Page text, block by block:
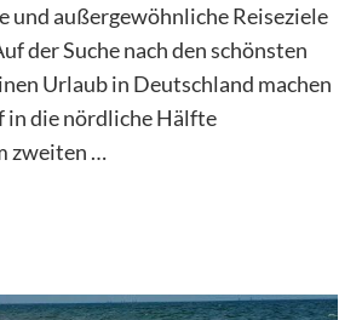
und außergewöhnliche Reiseziele
der Suche nach den schönsten
Urlaub in Deutschland machen
in die nördliche Hälfte
zweiten …